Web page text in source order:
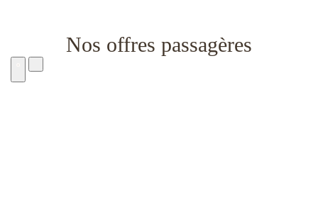
Nos offres passagères